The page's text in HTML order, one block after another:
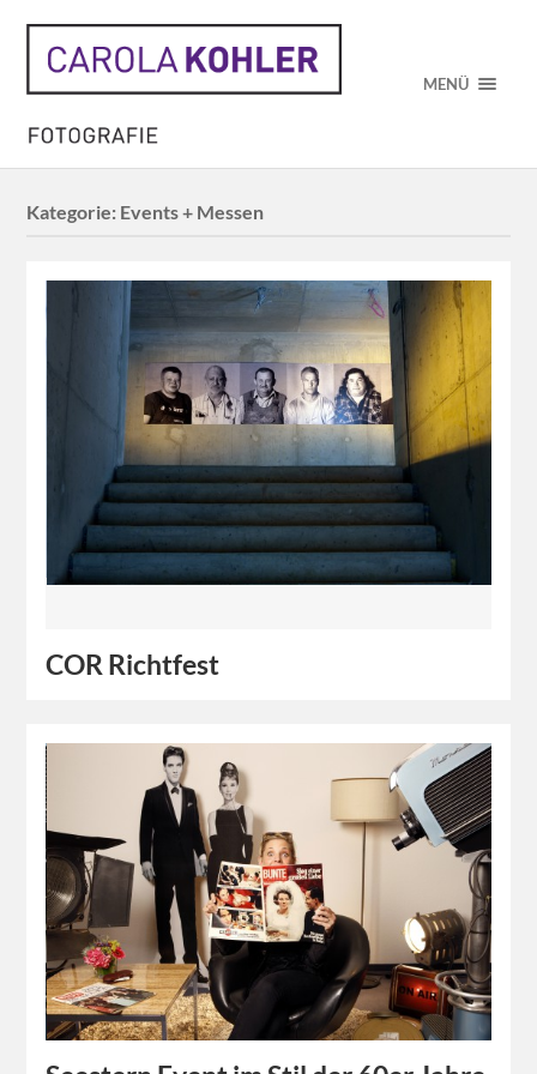
MENÜ
Kategorie: Events + Messen
COR Richtfest